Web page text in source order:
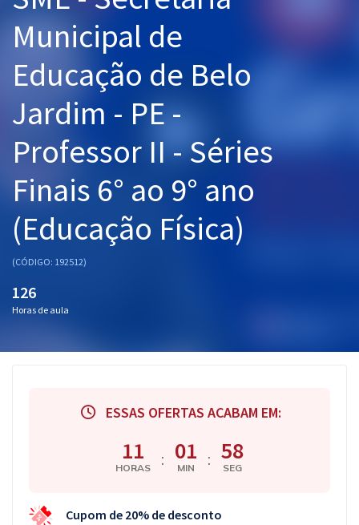
Graduação
Mentorias
Questões grátis
Conteúdo gratuito
Blog
Aprovados
Atendimento
Municipal de
Educação de Belo
Jardim - PE -
Professor II - Séries
Finais 6° ao 9° ano
(Educação Física)
(CÓDIGO: 192512)
126
Horas de aula
ESSAS OFERTAS ACABAM EM:
11
HORAS : 01
MIN : 57
SEG
Cupom de 20% de desconto